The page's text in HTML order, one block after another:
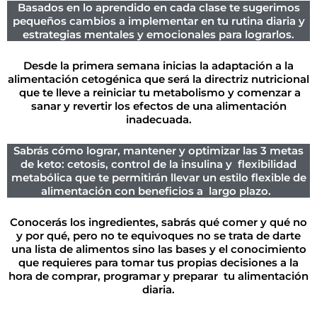
Basados en lo aprendido en cada clase te sugerimos
pequeños cambios a implementar en tu rutina diaria y
estrategias mentales y emocionales para lograrlos.
Desde la primera semana inicias la adaptación a la
alimentación cetogénica que será la directriz nutricional
que te lleve a reiniciar tu metabolismo y comenzar a
sanar y revertir los efectos de una alimentación
inadecuada.
Sabrás cómo lograr, mantener y optimizar las 3 metas
de keto: cetosis, control de la insulina y flexibilidad
metabólica que te permitirán llevar un estilo flexible de
alimentación con beneficios a largo plazo.
Conocerás los ingredientes, sabrás qué comer y qué no
y por qué, pero no te equivoques no se trata de darte
una lista de alimentos sino las bases y el conocimiento
que requieres para tomar tus propias decisiones a la
hora de comprar, programar y preparar tu alimentación
diaria.